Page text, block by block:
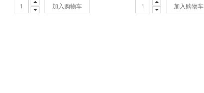
加入购物车 加入购物车